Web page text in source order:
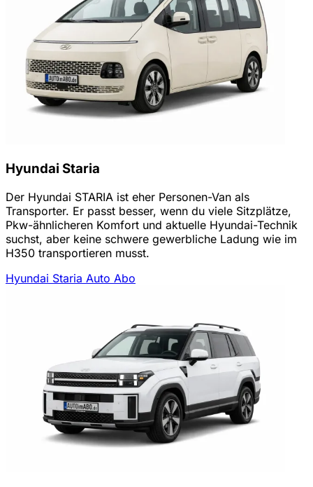
Hyundai Staria
Der Hyundai STARIA ist eher Personen-Van als
Transporter. Er passt besser, wenn du viele Sitzplätze,
Pkw-ähnlicheren Komfort und aktuelle Hyundai-Technik
suchst, aber keine schwere gewerbliche Ladung wie im
H350 transportieren musst.
Hyundai Staria Auto Abo